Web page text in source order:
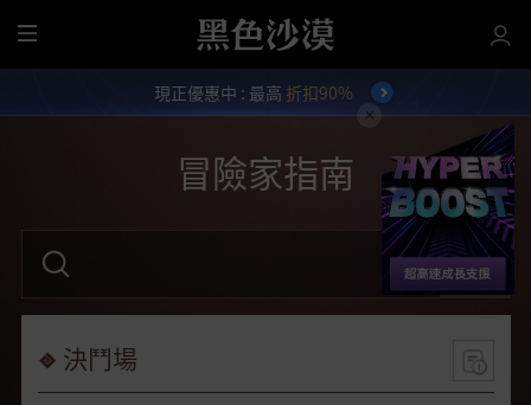
全
部
單
現正優惠中 : 最高 折扣90%
冒險家指南
關
鍵
決鬥場